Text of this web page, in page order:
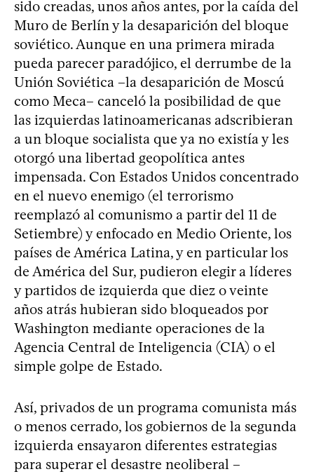
sido creadas, unos años antes, por la caída del
Muro de Berlín y la desaparición del bloque
soviético. Aunque en una primera mirada
pueda parecer paradójico, el derrumbe de la
Unión Soviética –la desaparición de Moscú
como Meca– canceló la posibilidad de que
las izquierdas latinoamericanas adscribieran
a un bloque socialista que ya no existía y les
otorgó una libertad geopolítica antes
impensada. Con Estados Unidos concentrado
en el nuevo enemigo (el terrorismo
reemplazó al comunismo a partir del 11 de
Setiembre) y enfocado en Medio Oriente, los
países de América Latina, y en particular los
de América del Sur, pudieron elegir a líderes
y partidos de izquierda que diez o veinte
años atrás hubieran sido bloqueados por
Washington mediante operaciones de la
Agencia Central de Inteligencia (CIA) o el
simple golpe de Estado.
Así, privados de un programa comunista más
o menos cerrado, los gobiernos de la segunda
izquierda ensayaron diferentes estrategias
para superar el desastre neoliberal –